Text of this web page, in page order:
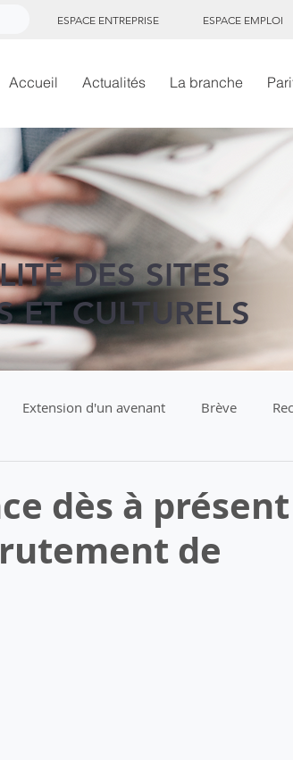
Accueil Actualités La branche
ESPACE ENTREPRISE ESPACE EMPLOI
Extension d'un avenant Brève
dès à
de
DES SITES
ET CULTURELS